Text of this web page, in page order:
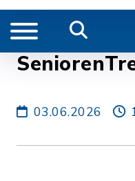
03.06.2026